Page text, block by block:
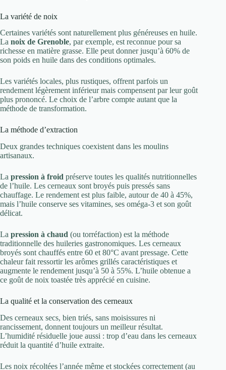
La variété de noix
Certaines variétés sont naturellement plus généreuses en huile.
La noix de Grenoble, par exemple, est reconnue pour sa
richesse en matière grasse. Elle peut donner jusqu’à 60% de
son poids en huile dans des conditions optimales.
Les variétés locales, plus rustiques, offrent parfois un
rendement légèrement inférieur mais compensent par leur goût
plus prononcé. Le choix de l’arbre compte autant que la
méthode de transformation.
La méthode d’extraction
Deux grandes techniques coexistent dans les moulins
artisanaux.
La pression à froid préserve toutes les qualités nutritionnelles
de l’huile. Les cerneaux sont broyés puis pressés sans
chauffage. Le rendement est plus faible, autour de 40 à 45%,
mais l’huile conserve ses vitamines, ses oméga-3 et son goût
délicat.
La pression à chaud (ou torréfaction) est la méthode
traditionnelle des huileries gastronomiques. Les cerneaux
broyés sont chauffés entre 60 et 80°C avant pressage. Cette
chaleur fait ressortir les arômes grillés caractéristiques et
augmente le rendement jusqu’à 50 à 55%. L’huile obtenue a
ce goût de noix toastée très apprécié en cuisine.
La qualité et la conservation des cerneaux
Des cerneaux secs, bien triés, sans moisissures ni
rancissement, donnent toujours un meilleur résultat.
L’humidité résiduelle joue aussi : trop d’eau dans les cerneaux
réduit la quantité d’huile extraite.
Les noix récoltées l’année même et stockées correctement (au